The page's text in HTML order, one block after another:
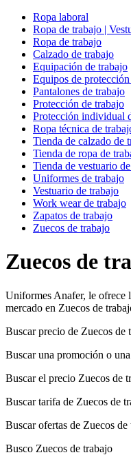
Ropa laboral
Ropa de trabajo |
Ropa de trabajo
Calzado de trabajo
Equipación de trabajo
Equipos de
Pantalones de trabajo
Protección de trabajo
Protección individual
Ropa técnica de
Tienda de calzado de
Tienda de ropa de
Tienda de vestuario
Uniformes de trabajo
Vestuario de trabajo
Work wear de trabajo
Zapatos de trabajo
Zuecos de trabajo
Zuecos de
Uniformes Anafer, le ofrece
mercado en Zuecos de
Buscar precio de Zuecos de
Buscar una promoción o
Buscar el precio Zuecos de
Buscar tarifa de Zuecos de
Buscar ofertas de Zuecos de
Busco Zuecos de trabajo